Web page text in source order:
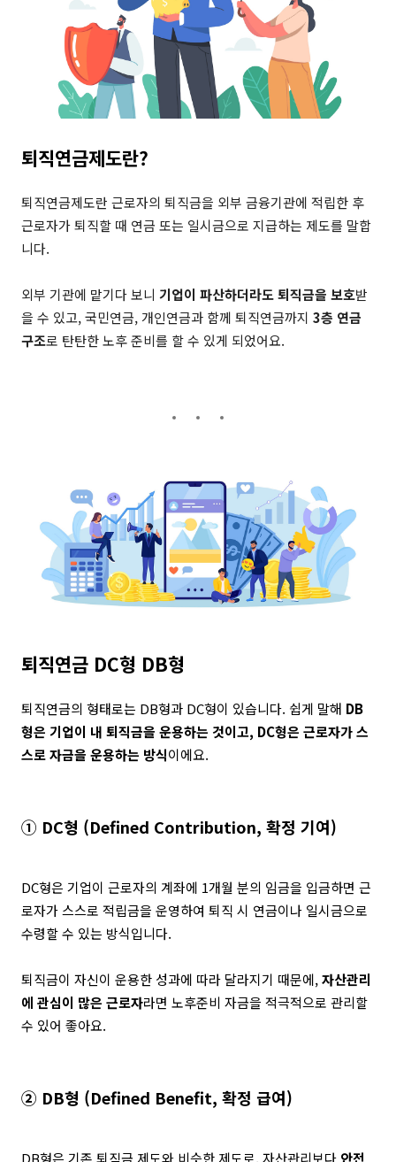
퇴직연금제도란?
퇴직연금제도란 근로자의 퇴직금을 외부 금융기관에 적립한 후
근로자가 퇴직할 때 연금 또는 일시금으로 지급하는 제도를 말합
니다.
외부 기관에 맡기다 보니 기업이 파산하더라도 퇴직금을 보호받
을 수 있고, 국민연금, 개인연금과 함께 퇴직연금까지 3층 연금
구조로 탄탄한 노후 준비를 할 수 있게 되었어요.
퇴직연금 DC형 DB형
퇴직연금의 형태로는 DB형과 DC형이 있습니다. 쉽게 말해 DB
형은 기업이 내 퇴직금을 운용하는 것이고, DC형은 근로자가 스
스로 자금을 운용하는 방식이에요.
① DC형 (Defined Contribution, 확정 기여)
DC형은 기업이 근로자의 계좌에 1개월 분의 임금을 입금하면 근
로자가 스스로 적립금을 운영하여 퇴직 시 연금이나 일시금으로
수령할 수 있는 방식입니다.
퇴직금이 자신이 운용한 성과에 따라 달라지기 때문에,자산관리
에 관심이 많은 근로자라면 노후준비 자금을 적극적으로 관리할
수 있어 좋아요.
② DB형 (Defined Benefit, 확정 급여)
DB형은 기존 퇴직금 제도와 비슷한 제도로, 자산관리보다 안전